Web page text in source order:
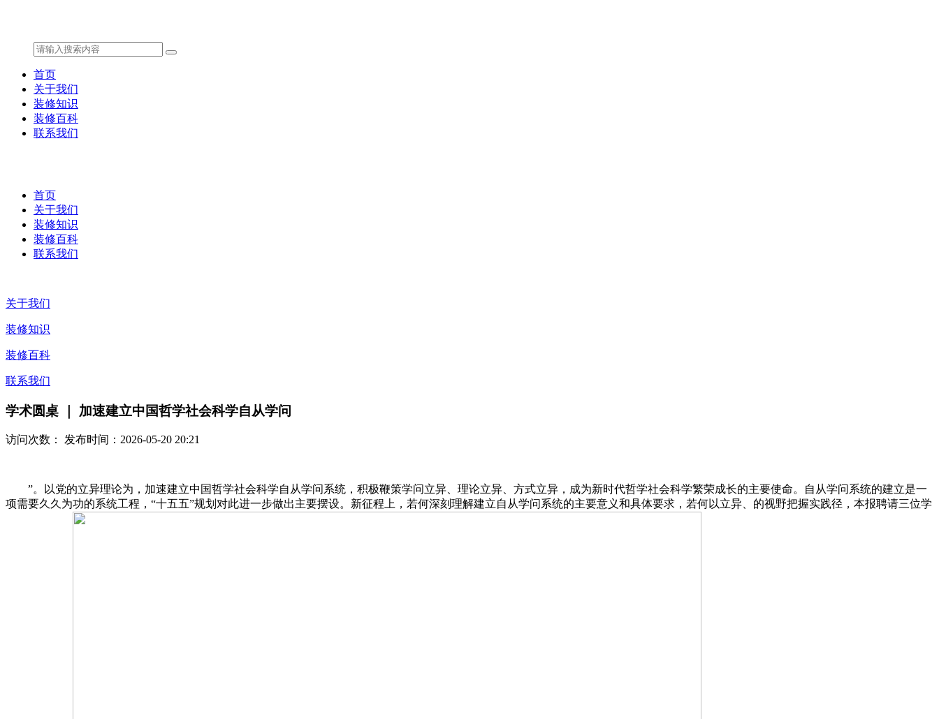
首页
关于我们
装修知识
装修百科
联系我们
首页
关于我们
装修知识
装修百科
联系我们
关于我们
装修知识
装修百科
联系我们
学术圆桌 ｜ 加速建立中国哲学社会科学自从学问
访问次数： 发布时间：2026-05-20 20:21
”。以党的立异理论为，加速建立中国哲学社会科学自从学问系统，积极鞭策学问立异、理论立异、方式立异，成为新时代哲学社会科学繁荣成长的主要使命。自从学问系统的建立是一
项需要久久为功的系统工程，“十五五”规划对此进一步做出主要摆设。新征程上，若何深刻理解建立自从学问系统的主要意义和具体要求，若何以立异、的视野把握实践径，本报聘请三位学